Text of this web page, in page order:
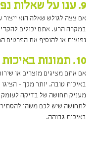
9. ענו על שאלות נפוצות
אם צצה לגולש שאלה הוא
במקרה הרע. אתם יכולים
נפוצות או להוסיף את הפרטים
10. תמונות באיכות גבוהה
אם אתם מציגים מוצרים או
באיכות טובה. יותר מכך -
מעניק תחושה של בדיקה לעומק
לתחושה שיש לכם משהו להסתיר
באיכות גבוהה.